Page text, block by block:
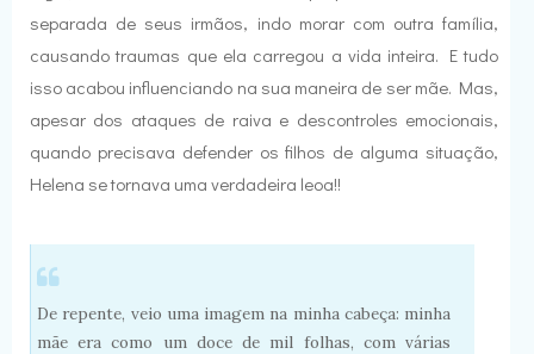
separada de seus irmãos, indo morar com outra família,
causando traumas que ela carregou a vida inteira. E tudo
isso acabou influenciando na sua maneira de ser mãe. Mas,
apesar dos ataques de raiva e descontroles emocionais,
quando precisava defender os filhos de alguma situação,
Helena se tornava uma verdadeira leoa!!
De repente, veio uma imagem na minha cabeça: minha
mãe era como um doce de mil folhas, com várias